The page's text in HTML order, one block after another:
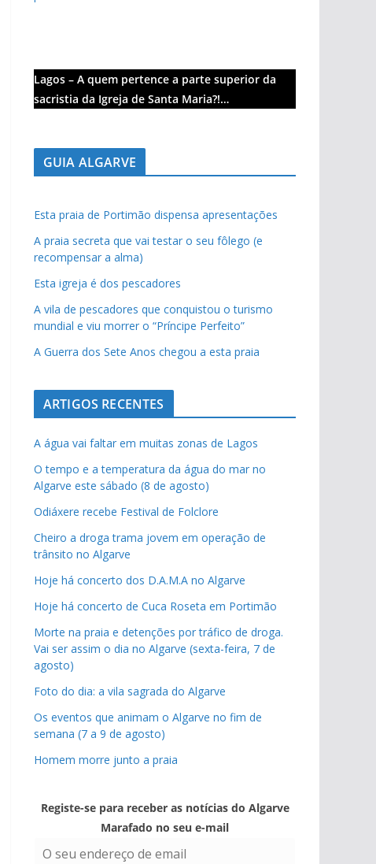
Lagos – A quem pertence a parte superior da
sacristia da Igreja de Santa Maria?!…
GUIA ALGARVE
Esta praia de Portimão dispensa apresentações
A praia secreta que vai testar o seu fôlego (e
recompensar a alma)
Esta igreja é dos pescadores
A vila de pescadores que conquistou o turismo
mundial e viu morrer o “Príncipe Perfeito”
A Guerra dos Sete Anos chegou a esta praia
ARTIGOS RECENTES
A água vai faltar em muitas zonas de Lagos
O tempo e a temperatura da água do mar no
Algarve este sábado (8 de agosto)
Odiáxere recebe Festival de Folclore
Cheiro a droga trama jovem em operação de
trânsito no Algarve
Hoje há concerto dos D.A.M.A no Algarve
Hoje há concerto de Cuca Roseta em Portimão
Morte na praia e detenções por tráfico de droga.
Vai ser assim o dia no Algarve (sexta-feira, 7 de
agosto)
Foto do dia: a vila sagrada do Algarve
Os eventos que animam o Algarve no fim de
semana (7 a 9 de agosto)
Homem morre junto a praia
Registe-se para receber as notícias do Algarve
Marafado no seu e-mail